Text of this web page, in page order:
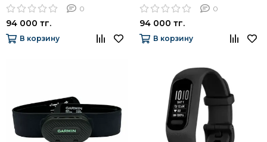
0
94 000 тг.
В корзину
Large Silicone Band 010-02645-14
0
94 000 тг.
В корзину